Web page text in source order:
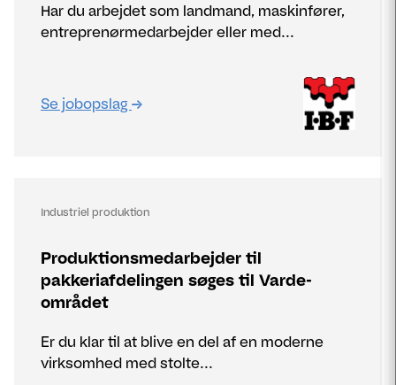
Har du arbejdet som landmand, maskinfører,
entreprenørmedarbejder eller med...
Se jobopslag
Industriel produktion
Produktionsmedarbejder til
pakkeriafdelingen søges til Varde-
området
Er du klar til at blive en del af en moderne
virksomhed med stolte...